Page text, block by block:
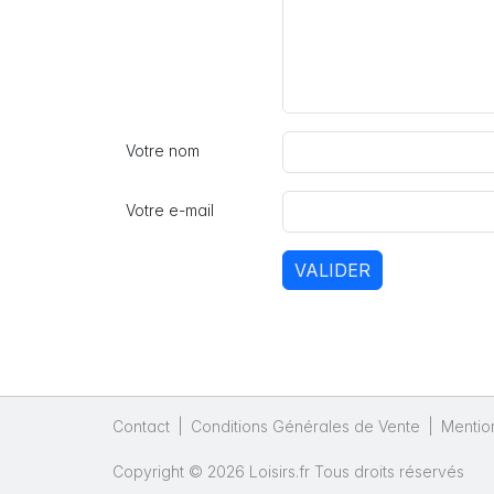
Votre nom
Votre e-mail
VALIDER
Contact Conditions Générales de Vente
Copyright © 2026 Loisirs.fr Tous droits réservés